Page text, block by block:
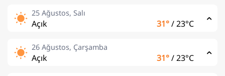
25 Ağustos, Salı
Açık 31°/23°C
26 Ağustos, Çarşamba
Açık 31°/23°C